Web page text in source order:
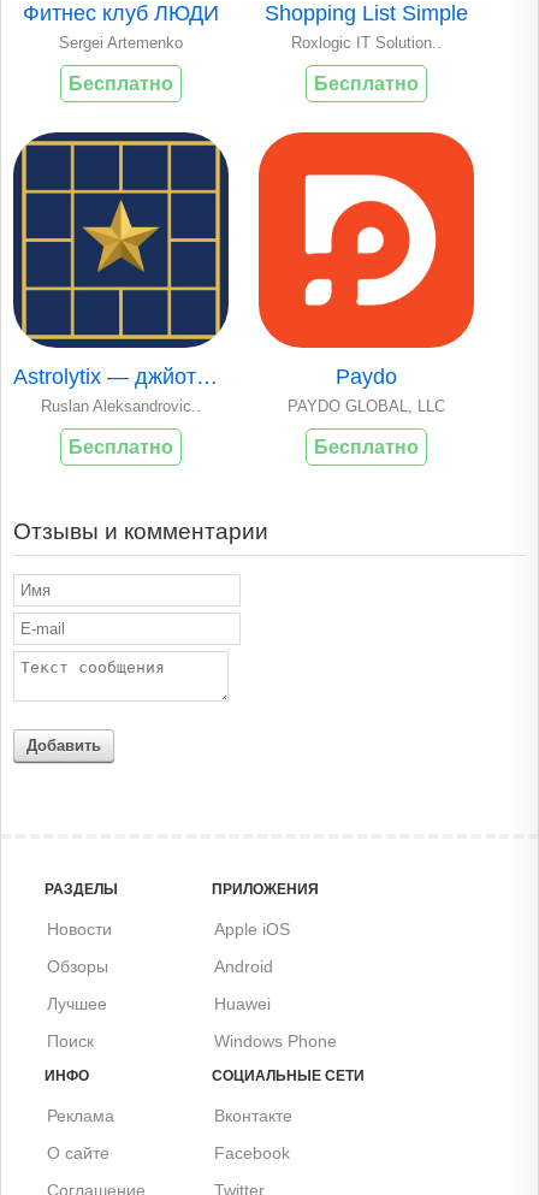
Фитнес клуб ЛЮДИ
Sergei Artemenko
Бесплатно
Shopping List Simple
Roxlogic IT Solution..
Бесплатно
Astrolytix — джйотиш карта
Ruslan Aleksandrovic..
Бесплатно
Paydo
PAYDO GLOBAL, LLC
Бесплатно
Отзывы и комментарии
Добавить
РАЗДЕЛЫ
Новости
Обзоры
Лучшее
Поиск
ПРИЛОЖЕНИЯ
Apple iOS
Android
Huawei
Windows Phone
ИНФО
Реклама
О сайте
Соглашение
СОЦИАЛЬНЫЕ СЕТИ
Вконтакте
Facebook
Twitter